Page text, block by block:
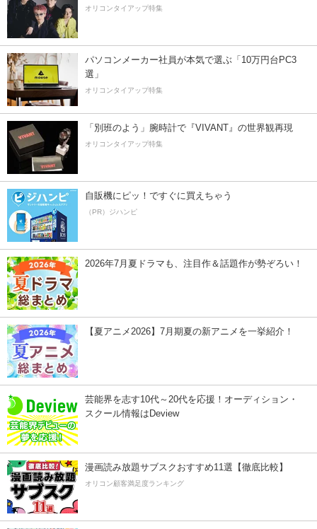
オリコンタイアップ特集
パソコンメーカー社員が本気で選ぶ「10万円台PC3
選」
オリコンタイアップ特集
「別班のよう」腕時計で『VIVANT』の世界観再現
オリコンタイアップ特集
自販機にピッ！ですぐに買えちゃう
（PR）ジハンピ
2026年7月夏ドラマも、注目作＆話題作が勢ぞろい！
【夏アニメ2026】7月期夏の新アニメを一挙紹介！
芸能界を志す10代～20代を応援！オーディション・
スクール情報はDeview
漫画読み放題サブスクおすすめ11選【徹底比較】
オリコン顧客満足度ランキング